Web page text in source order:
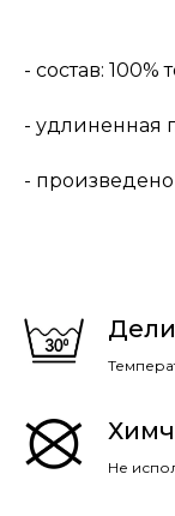
- состав: 100%
- удлиненная
-
Не